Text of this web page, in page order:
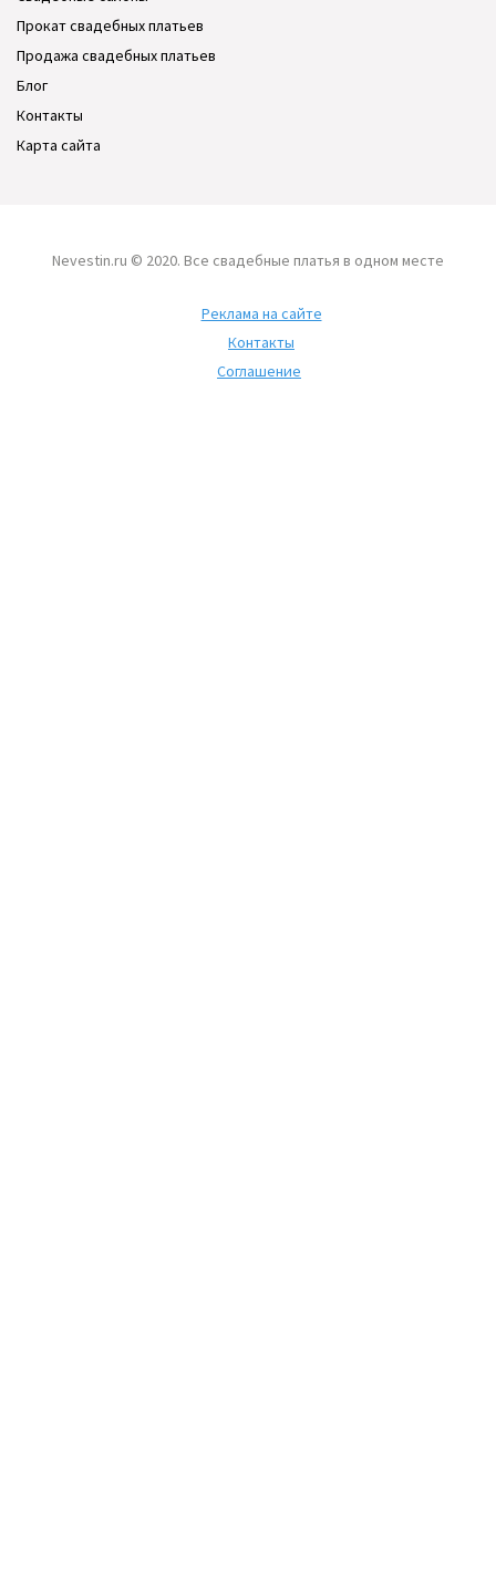
Прокат свадебных платьев
Продажа свадебных платьев
Блог
Контакты
Карта сайта
Nevestin.ru © 2020. Все свадебные платья в одном месте
Реклама на сайте
Контакты
Соглашение